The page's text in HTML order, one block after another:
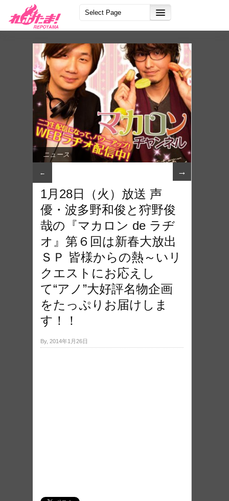
ニュース
← →
1月28日（火）放送 声
優・波多野和俊と狩野俊
哉の『マカロン de ラヂ
オ』第６回は新春大放出
ＳＰ 皆様からの熱～いリ
クエストにお応えし
て“アノ”大好評名物企画
をたっぷりお届けしま
す！！
By, 2014年1月26日